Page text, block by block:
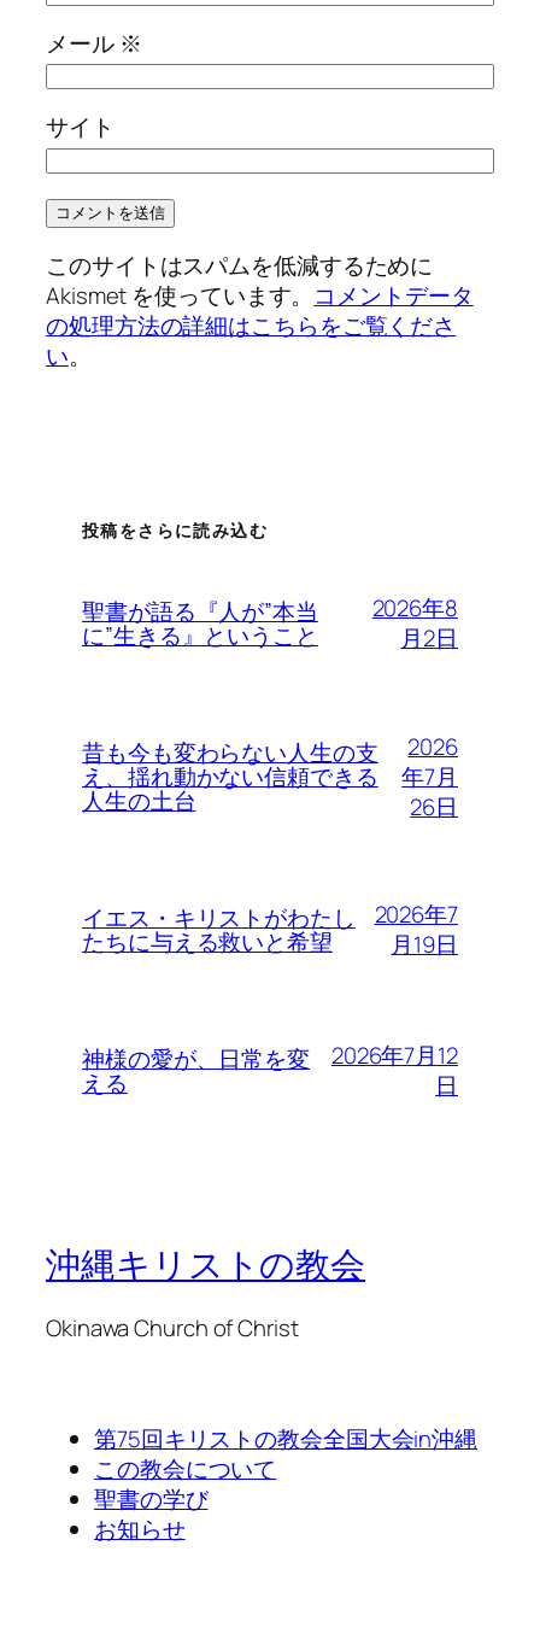
メール ※
サイト
このサイトはスパムを低減するために
Akismet を使っています。 コメントデータ
の処理方法の詳細はこちらをご覧くださ
い。
投稿をさらに読み込む
聖書が語る『人が”本当
に”生きる』ということ
2026年8
月2日
昔も今も変わらない人生の支
え、揺れ動かない信頼できる
人生の土台
2026
年7月
26日
イエス・キリストがわたし
たちに与える救いと希望
2026年7
月19日
神様の愛が、日常を変
える
2026年7月12
日
沖縄キリストの教会
Okinawa Church of Christ
第75回キリストの教会全国大会in沖縄
この教会について
聖書の学び
お知らせ